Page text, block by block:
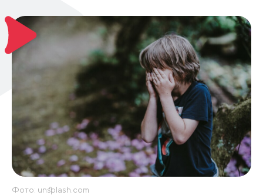
Фото: unsplash.com